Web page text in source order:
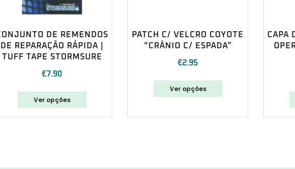
DE REMENDOS
DE REPARAÇÃO RÁPIDA |
TUFF TAPE STORMSURE
€7.90
Ver opções
PATCH C/ VELCRO COYOTE
“CRÂNIO C/ ESPADA”
€2.95
Ver opções
CAPA